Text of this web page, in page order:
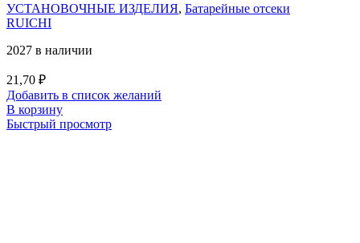
УСТАНОВОЧНЫЕ ИЗДЕЛИЯ, Батарейные отсеки
RUICHI
2027 в наличии
21,70 ₽
Добавить в список желаний
В корзину
Быстрый просмотр